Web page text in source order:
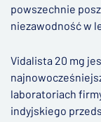
powszechnie
niezawodność w
Vidalista 20 mg
laboratoriach
indyjskiego